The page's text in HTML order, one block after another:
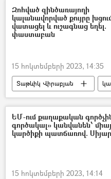
Զոհված զինծառայողի
կալանավորված քույրը
վատացել և ուշագնաց եղել.
փաստաբան
15 հոկտեմբերի 2023, 14:35
Տաթևիկ Վիրաբյան
կալանավոր
ԵՄ-ում քաղաքական
գործակալ» կանվանեն՝
կարծիքի պատճառով.
15 հոկտեմբերի 2023, 14:14